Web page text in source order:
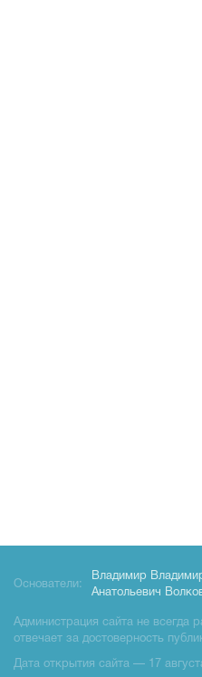
Основатели:
Владимир
Анатольевич
Администрация сайта не всегда
отвечает за достоверность
Дата открытия сайта — 17